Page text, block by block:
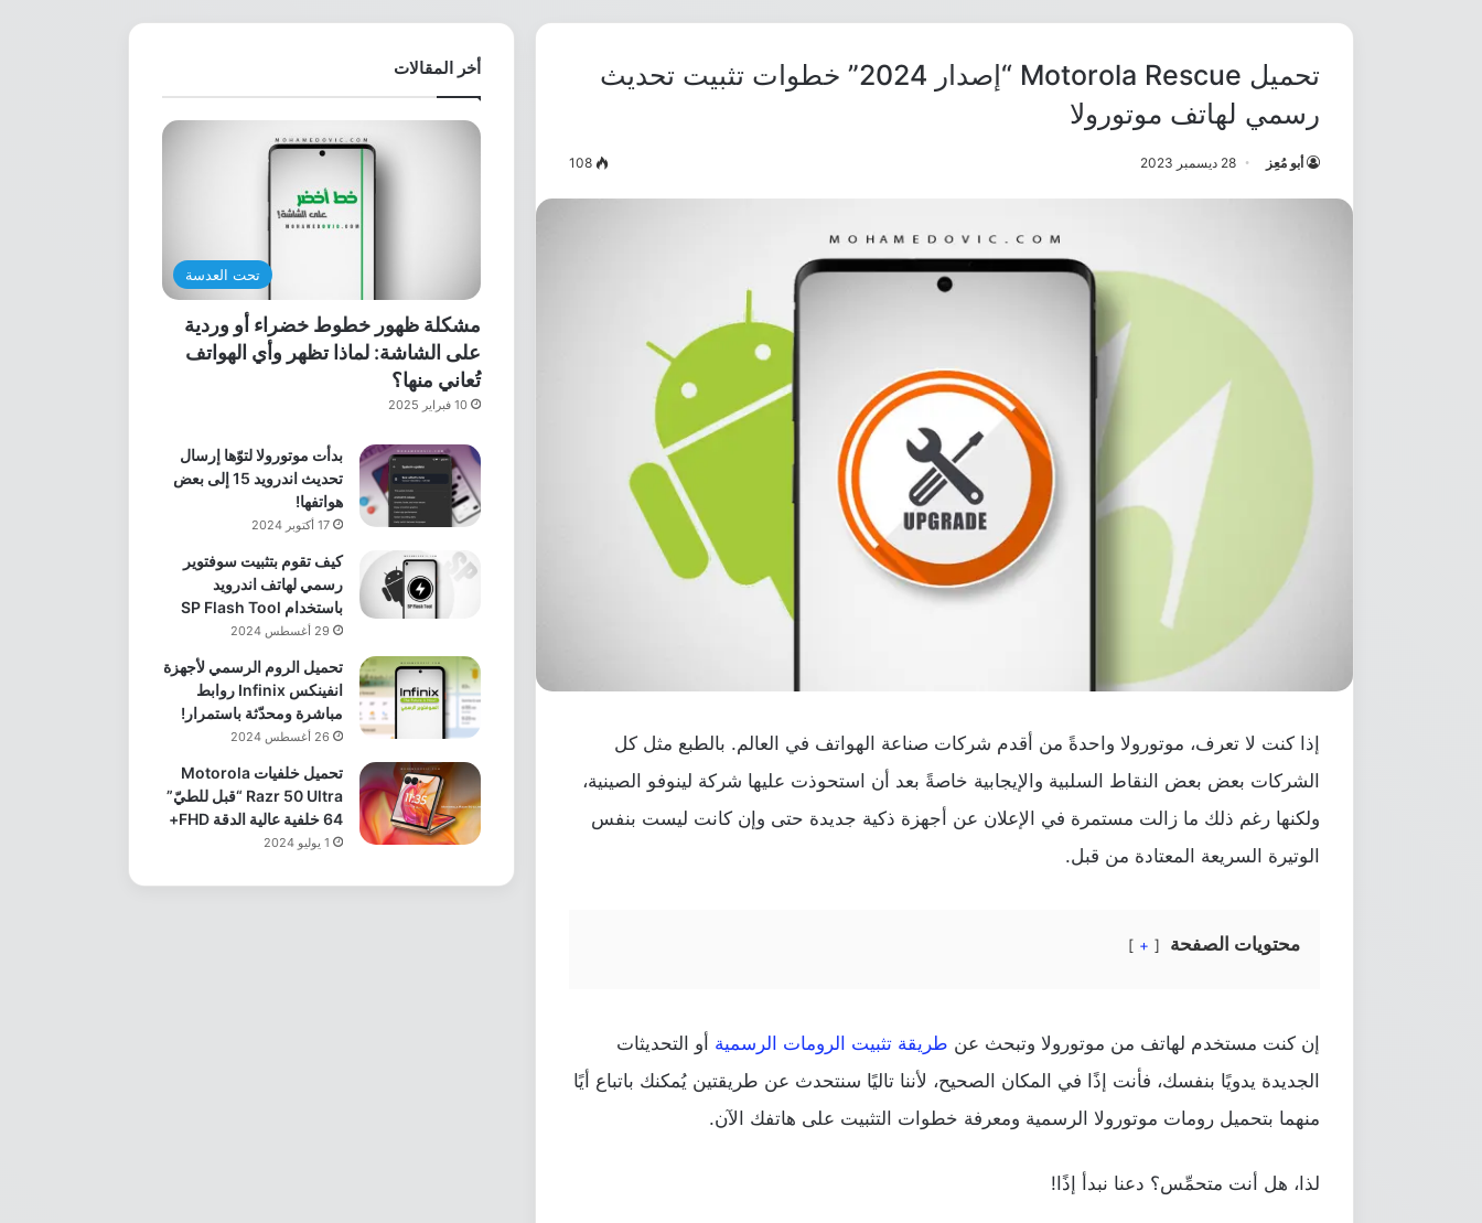
تحميل Motorola Rescue “إصدار 2024” خطوات تثبيت تحديث
رسمي لهاتف موتورولا
أبو مُعِز 28 ديسمبر 2023 108
إذا كنت لا تعرف، موتورولا واحدةً من أقدم شركات صناعة الهواتف في العالم. بالطبع مثل كل
الشركات بعض بعض النقاط السلبية والإيجابية خاصةً بعد أن استحوذت عليها شركة لينوفو الصينية،
ولكنها رغم ذلك ما زالت مستمرة في الإعلان عن أجهزة ذكية جديدة حتى وإن كانت ليست بنفس
الوتيرة السريعة المعتادة من قبل.
محتويات الصفحة +
إن كنت مستخدم لهاتف من موتورولا وتبحث عن طريقة تثبيت الرومات الرسمية أو التحديثات
الجديدة يدويًا بنفسك، فأنت إذًا في المكان الصحيح، لأننا تاليًا سنتحدث عن طريقتين يُمكنك باتباع أيًا
منهما بتحميل رومات موتورولا الرسمية ومعرفة خطوات التثبيت على هاتفك الآن.
لذا، هل أنت متحمِّس؟ دعنا نبدأ إذًا!
أخر المقالات
تحت العدسة
مشكلة ظهور خطوط خضراء أو وردية
على الشاشة: لماذا تظهر وأي الهواتف
تُعاني منها؟
10 فبراير 2025
بدأت موتورولا لتوّها إرسال
تحديث اندرويد 15 إلى بعض
هواتفها!
17 أكتوبر 2024
كيف تقوم بتثبيت سوفتوير
رسمي لهاتف اندرويد
باستخدام SP Flash Tool
29 أغسطس 2024
تحميل الروم الرسمي لأجهزة
انفينكس Infinix روابط
مباشرة ومحدّثة باستمرار!
26 أغسطس 2024
تحميل خلفيات Motorola
Razr 50 Ultra “قبل للطيّ”
64 خلفية عالية الدقة FHD+
1 يوليو 2024